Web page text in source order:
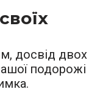
досвід двох
подорожі